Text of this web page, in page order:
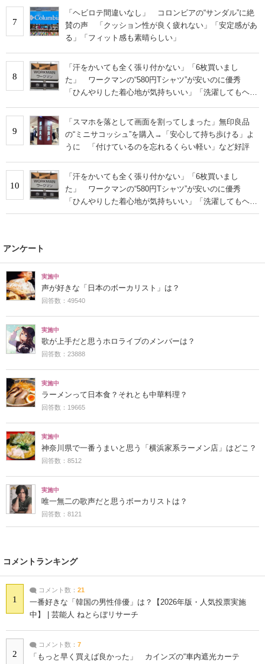
7
「ヘビロテ間違いなし」 コロンビアの“サンダル”に絶
賛の声 「クッション性が良く疲れない」「安定感があ
る」「フィット感も素晴らしい」
8
「汗をかいても全く張り付かない」「6枚買いまし
た」 ワークマンの“580円Tシャツ”が安いのに優秀
「ひんやりした着心地が気持ちいい」「洗濯してもヘタ
9
「スマホを落として画面を割ってしまった」無印良品
の“ミニサコッシュ”を購入→「安心して持ち歩ける」よ
うに 「付けているのを忘れるくらい軽い」など好評
10
「汗をかいても全く張り付かない」「6枚買いまし
た」 ワークマンの“580円Tシャツ”が安いのに優秀
「ひんやりした着心地が気持ちいい」「洗濯してもヘタ
らない」
アンケート
実施中
声が好きな「日本のボーカリスト」は？
回答数：49540
実施中
歌が上手だと思うホロライブのメンバーは？
回答数：23888
実施中
ラーメンって日本食？それとも中華料理？
回答数：19665
実施中
神奈川県で一番うまいと思う「横浜家系ラーメン店」はどこ？
回答数：8512
実施中
唯一無二の歌声だと思うボーカリストは？
回答数：8121
コメントランキング
1
コメント数： 21
一番好きな「韓国の男性俳優」は？【2026年版・人気投票実施
中】 | 芸能人 ねとらぼリサーチ
2
コメント数： 7
「もっと早く買えば良かった」 カインズの“車内遮光カーテ